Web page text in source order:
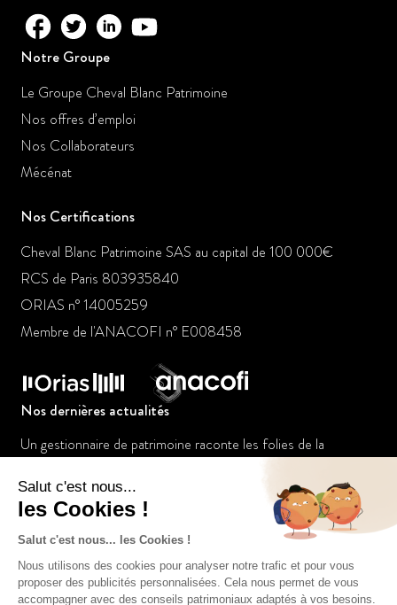
Notre Groupe
Le Groupe Cheval Blanc Patrimoine
Nos offres d’emploi
Nos Collaborateurs
Mécénat
Nos Certifications
Cheval Blanc Patrimoine SAS au capital de 100 000€
RCS de Paris 803935840
ORIAS n° 14005259
Membre de l'ANACOFI n° E008458
Nos dernières actualités
Un gestionnaire de patrimoine raconte les folies de la
Le placement à suivre : L’or bat les records
Tout pour votre argent: Le marketing des services financiers
manque sa cible féminine (Franck Fargerelle)
Tout pour investir – Hydrogène (Franck Fargerelle)